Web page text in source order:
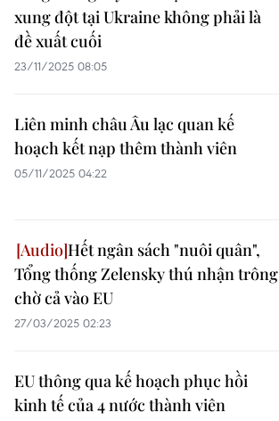
xung đột tại Ukraine không phải là
đề xuất cuối
23/11/2025 08:05
Liên minh châu Âu lạc quan kế
hoạch kết nạp thêm thành viên
05/11/2025 04:22
Hết ngân sách "nuôi quân",
Tổng thống Zelensky thú nhận trông
chờ cả vào EU
27/03/2025 02:23
EU thông qua kế hoạch phục hồi
kinh tế của 4 nước thành viên